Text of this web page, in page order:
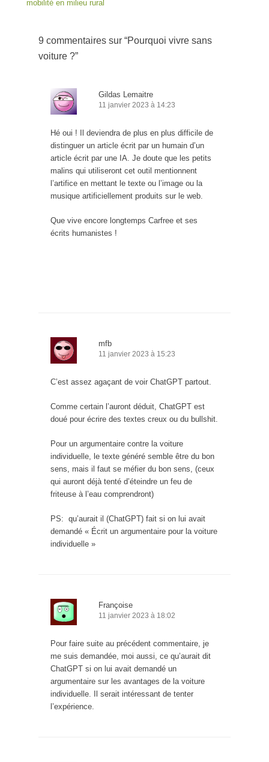
mobilité en milieu rural
9 commentaires sur “Pourquoi vivre sans
voiture ?”
Gildas Lemaitre
11 janvier 2023 à 14:23
Hé oui ! Il deviendra de plus en plus difficile de
distinguer un article écrit par un humain d’un
article écrit par une IA. Je doute que les petits
malins qui utiliseront cet outil mentionnent
l’artifice en mettant le texte ou l’image ou la
musique artificiellement produits sur le web.
Que vive encore longtemps Carfree et ses
écrits humanistes !
mfb
11 janvier 2023 à 15:23
C’est assez agaçant de voir ChatGPT partout.
Comme certain l’auront déduit, ChatGPT est
doué pour écrire des textes creux ou du bullshit.
Pour un argumentaire contre la voiture
individuelle, le texte généré semble être du bon
sens, mais il faut se méfier du bon sens, (ceux
qui auront déjà tenté d’éteindre un feu de
friteuse à l’eau comprendront)
PS: qu’aurait il (ChatGPT) fait si on lui avait
demandé « Écrit un argumentaire pour la voiture
individuelle »
Françoise
11 janvier 2023 à 18:02
Pour faire suite au précédent commentaire, je
me suis demandée, moi aussi, ce qu’aurait dit
ChatGPT si on lui avait demandé un
argumentaire sur les avantages de la voiture
individuelle. Il serait intéressant de tenter
l’expérience.